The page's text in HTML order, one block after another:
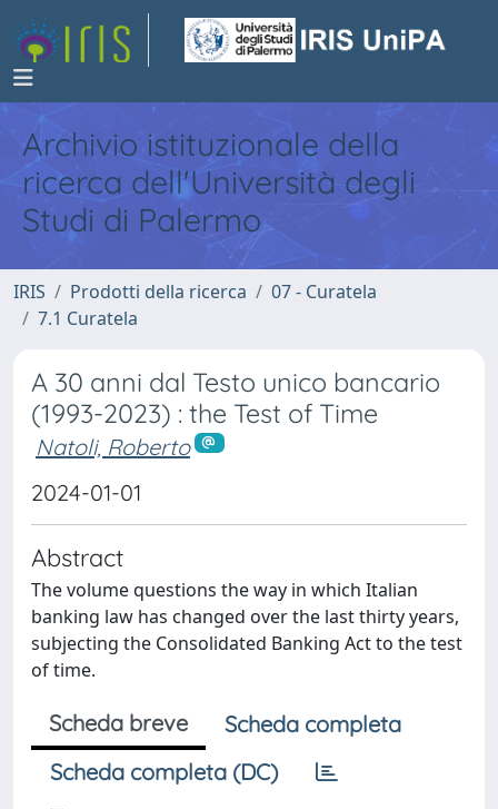
Archivio istituzionale della
ricerca dell'Università degli
Studi di Palermo
IRIS Prodotti della ricerca
07 - Curatela
7.1 Curatela
A 30 anni dal Testo unico bancario
(1993-2023) : the Test of Time
Natoli, Roberto
2024-01-01
Abstract
The volume questions the way in which Italian
banking law has changed over the last thirty years,
subjecting the Consolidated Banking Act to the test
of time.
Scheda breve
Scheda completa
Scheda completa (DC)